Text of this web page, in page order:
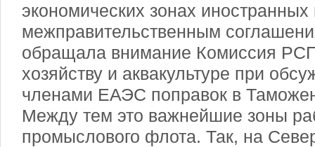
экономических зонах иностранных
межправительственным
обращала внимание Комиссия
хозяйству и аквакультуре при
членами ЕАЭС поправок в
Между тем это важнейшие зоны
промыслового флота. Так, на